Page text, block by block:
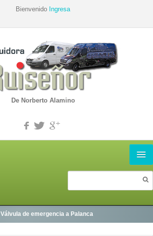
Bienvenido Ingresa
De Norberto Alamino
Válvula de emergencia a Palanca